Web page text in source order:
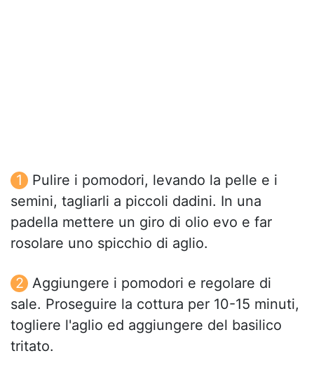
Pulire i pomodori, levando la pelle e i
semini, tagliarli a piccoli dadini. In una
padella mettere un giro di olio evo e far
rosolare uno spicchio di aglio.
Aggiungere i pomodori e regolare di
sale. Proseguire la cottura per 10-15 minuti,
togliere l'aglio ed aggiungere del basilico
tritato.